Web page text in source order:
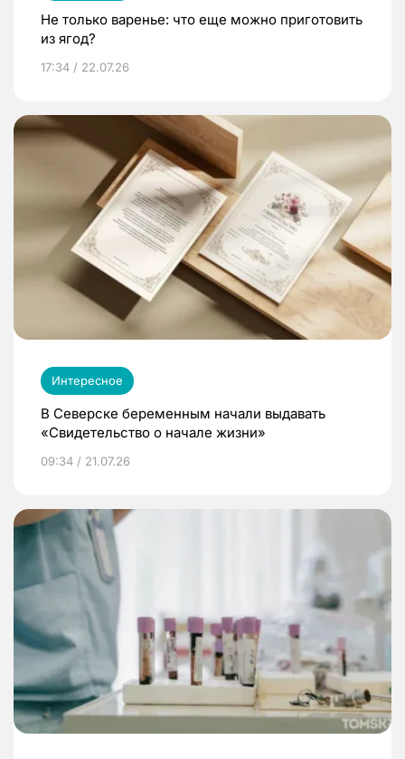
Не только варенье: что еще можно приготовить
из ягод?
17:34 / 22.07.26
Интересное
В Северске беременным начали выдавать
«Свидетельство о начале жизни»
09:34 / 21.07.26